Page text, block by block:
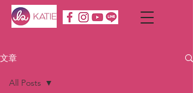
文章
All Posts